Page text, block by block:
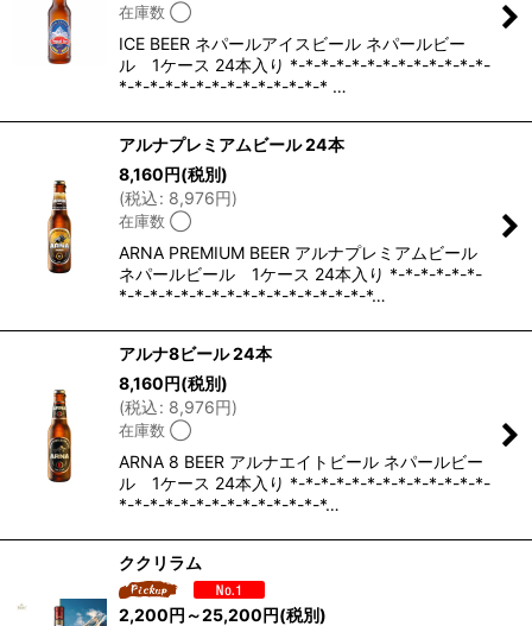
絞り込む
在庫数 ◯
ICE BEER ネパールアイスビール ネパールビー
ル 1ケース 24本入り *-*-*-*-*-*-*-*-*-*-*-*-*-
*-*-*-*-*-*-*-*-*-*-*-*-*-* …
アルナプレミアムビール 24本
8,160円(税別)
(税込: 8,976円)
在庫数 ◯
ARNA PREMIUM BEER アルナプレミアムビール
ネパールビール 1ケース 24本入り *-*-*-*-*-*-
*-*-*-*-*-*-*-*-*-*-*-*-*-*-*-*-*…
アルナ8ビール 24本
8,160円(税別)
(税込: 8,976円)
在庫数 ◯
ARNA 8 BEER アルナエイトビール ネパールビー
ル 1ケース 24本入り *-*-*-*-*-*-*-*-*-*-*-*-*-
*-*-*-*-*-*-*-*-*-*-*-*-*-*…
ククリラム
2,200円 ～25,200円(税別)